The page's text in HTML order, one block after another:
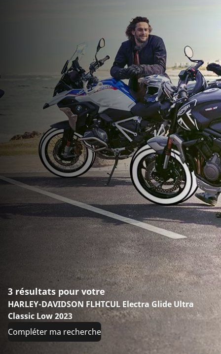
3 résultats pour votre
HARLEY-DAVIDSON FLHTCUL Electra Glide Ultra
Classic Low 2023
Compléter ma recherche